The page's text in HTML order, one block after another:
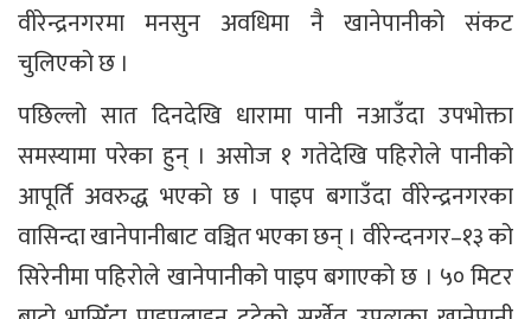
वीरेन्द्रनगरमा मनसुन अवधिमा नै खानेपानीको संकट
चुलिएको छ ।
पछिल्लो सात दिनदेखि धारामा पानी नआउँदा उपभोक्ता
समस्यामा परेका हुन् । असोज १ गतेदेखि पहिरोले पानीको
आपूर्ति अवरुद्ध भएको छ । पाइप बगाउँदा वीरेन्द्रनगरका
वासिन्दा खानेपानीबाट वञ्चित भएका छन् । वीरेन्दनगर–१३ को
सिरेनीमा पहिरोले खानेपानीको पाइप बगाएको छ । ५० मिटर